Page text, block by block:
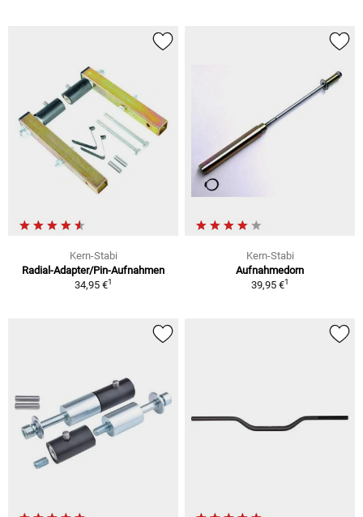
Kern-Stabi
Radial-Adapter/Pin-Aufnahmen
34,95 €1
Kern-Stabi
Aufnahmedorn
39,95 €1